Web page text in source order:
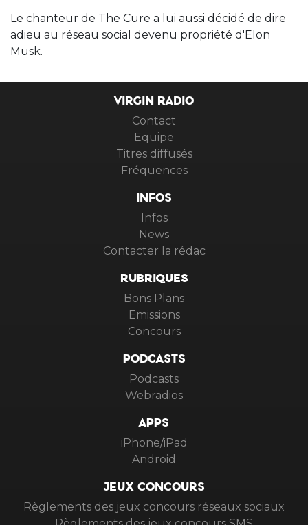
Le chanteur de The Cure a lui aussi décidé de dire
adieu au réseau social devenu propriété d'Elon
Musk.
VIRGIN RADIO
Contact
Equipe
Titres diffusés
Fréquences
INFOS
Infos
News
Contacter la rédac
RUBRIQUES
Bons Plans
Emissions
Concours
PODCASTS
Podcasts
Webradios
APPS
iPhone/iPad
Android
JEUX CONCOURS
Règlements des jeux concours réseaux sociaux